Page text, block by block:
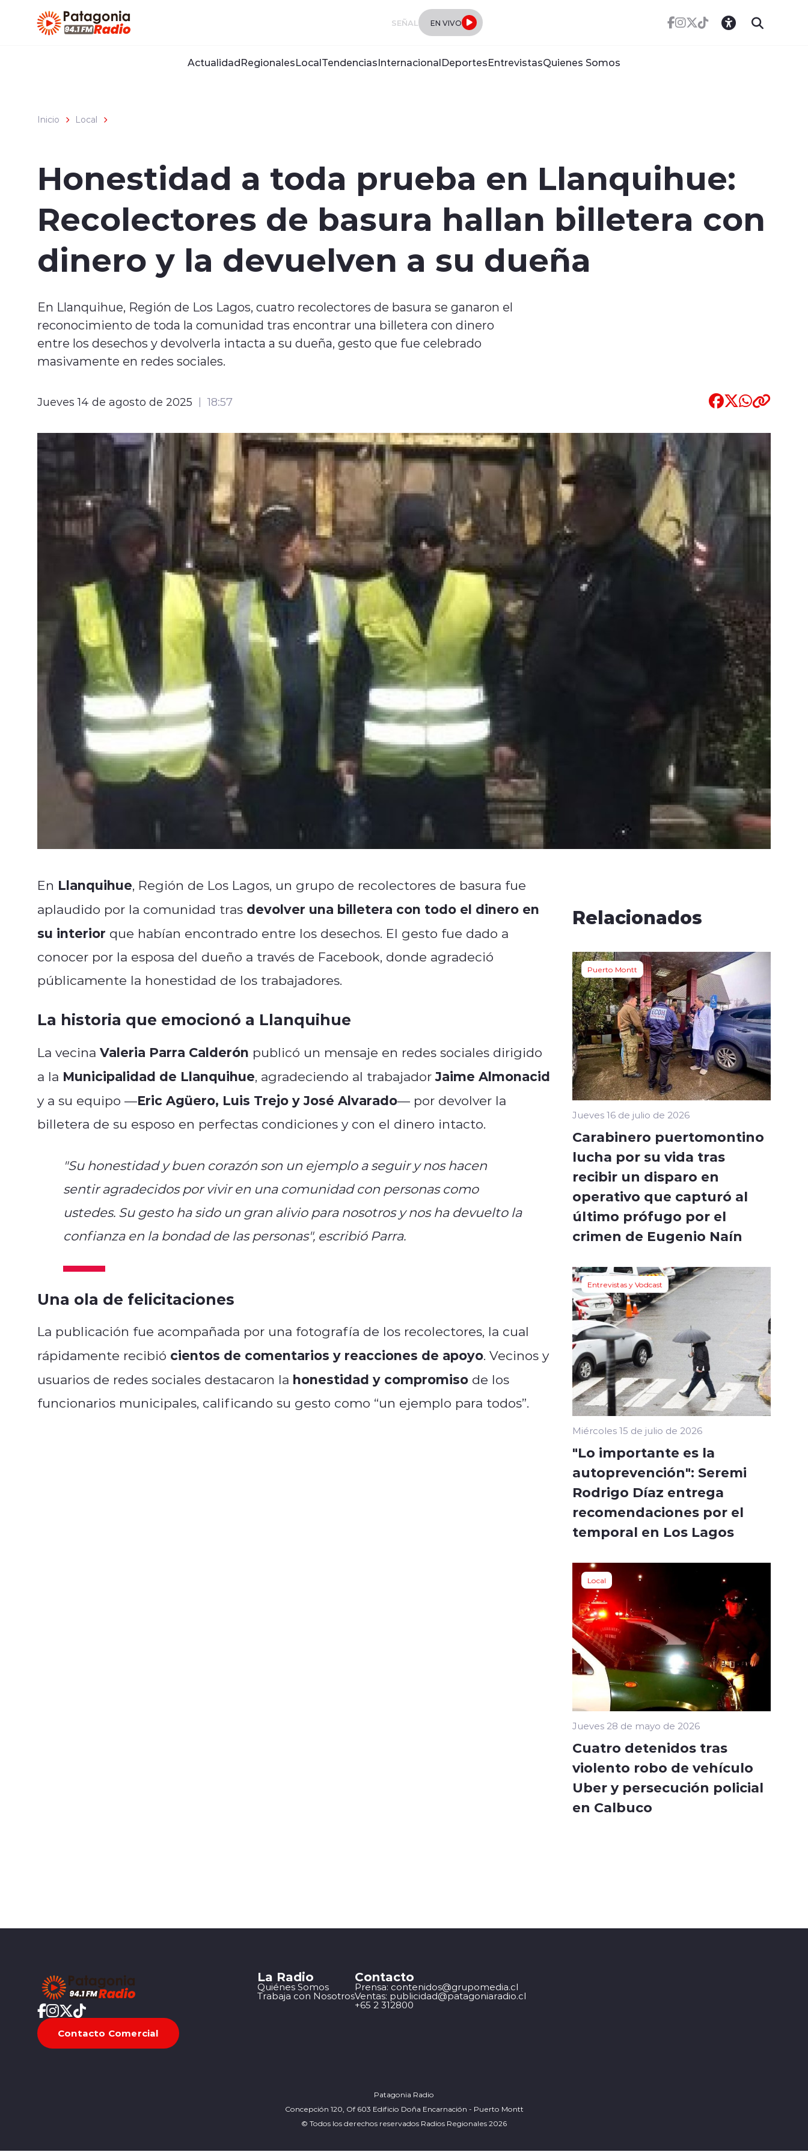
SEÑAL EN VIVO
ActualidadRegionalesLocalTendenciasInternacionalDeportesEntrevistasQuienes Somos
Inicio Local
Honestidad a toda prueba en Llanquihue:
Recolectores de basura hallan billetera con
dinero y la devuelven a su dueña
En Llanquihue, Región de Los Lagos, cuatro recolectores de basura se ganaron el
reconocimiento de toda la comunidad tras encontrar una billetera con dinero
entre los desechos y devolverla intacta a su dueña, gesto que fue celebrado
masivamente en redes sociales.
Jueves 14 de agosto de 2025 18:57
En Llanquihue, Región de Los Lagos, un grupo de recolectores de basura fue
aplaudido por la comunidad tras devolver una billetera con todo el dinero en
su interior que habían encontrado entre los desechos. El gesto fue dado a
conocer por la esposa del dueño a través de Facebook, donde agradeció
públicamente la honestidad de los trabajadores.
La historia que emocionó a Llanquihue
La vecina Valeria Parra Calderón publicó un mensaje en redes sociales dirigido
a la Municipalidad de Llanquihue, agradeciendo al trabajadorJaime Almonacid
y a su equipo —Eric Agüero, Luis Trejo y José Alvarado— por devolver la
billetera de su esposo en perfectas condiciones y con el dinero intacto.
"Su honestidad y buen corazón son un ejemplo a seguir y nos hacen
sentir agradecidos por vivir en una comunidad con personas como
ustedes. Su gesto ha sido un gran alivio para nosotros y nos ha devuelto la
confianza en la bondad de las personas", escribió Parra.
Una ola de felicitaciones
La publicación fue acompañada por una fotografía de los recolectores, la cual
rápidamente recibió cientos de comentarios y reacciones de apoyo. Vecinos y
usuarios de redes sociales destacaron la honestidad y compromiso de los
funcionarios municipales, calificando su gesto como “un ejemplo para todos”.
Relacionados
Puerto Montt
Jueves 16 de julio de 2026
Carabinero puertomontino
lucha por su vida tras
recibir un disparo en
operativo que capturó al
último prófugo por el
crimen de Eugenio Naín
Entrevistas y Vodcast
Miércoles 15 de julio de 2026
"Lo importante es la
autoprevención": Seremi
Rodrigo Díaz entrega
recomendaciones por el
temporal en Los Lagos
Local
Jueves 28 de mayo de 2026
Cuatro detenidos tras
violento robo de vehículo
Uber y persecución policial
en Calbuco
Contacto Comercial
La Radio
Quiénes Somos
Trabaja con Nosotros
Contacto
Prensa: contenidos@grupomedia.cl
Ventas: publicidad@patagoniaradio.cl
+65 2 312800
Patagonia Radio
Concepción 120, Of 603 Edificio Doña Encarnación - Puerto Montt
© Todos los derechos reservados Radios Regionales 2026